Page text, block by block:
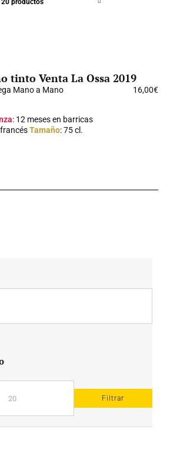
20 productos
tinto Venta La Ossa 2019
Mano a Mano 16,00€
: 12 meses en barricas
francésTamaño: 75 cl.
Filtrar